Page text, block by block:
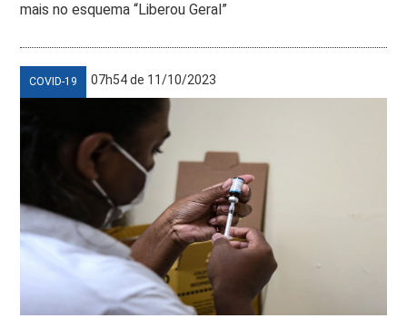
mais no esquema “Liberou Geral”
COVID-19 07h54 de 11/10/2023